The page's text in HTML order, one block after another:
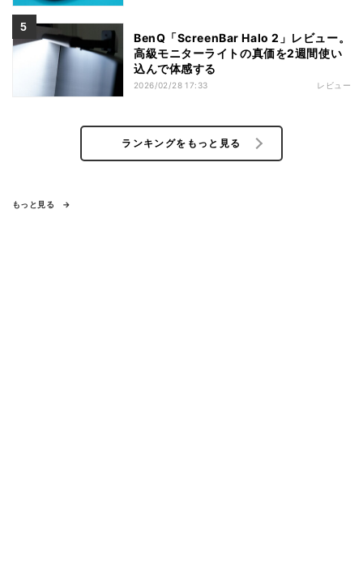
BenQ「ScreenBar Halo 2」レビュー。
高級モニターライトの真価を2週間使い
込んで体感する
2026/02/28 17:33 レビュー
ランキングをもっと見る
もっと見る